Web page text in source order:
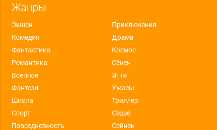
Жанры
Экшен
Приключения
Комедия
Драма
Фантастика
Космос
Романтика
Сёнен
Военное
Этти
Фэнтези
Ужасы
Школа
Триллер
Спорт
Сёдзе
Повседневность
Сейнен